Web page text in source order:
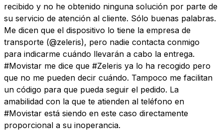
recibido y no he obtenido ninguna solución por parte de
su servicio de atención al cliente. Sólo buenas palabras.
Me dicen que el dispositivo lo tiene la empresa de
transporte (@zeleris), pero nadie contacta conmigo
para indicarme cuándo llevarán a cabo la entrega.
#Movistar me dice que #Zeleris ya lo ha recogido pero
que no me pueden decir cuándo. Tampoco me facilitan
un código para que pueda seguir el pedido. La
amabilidad con la que te atienden al teléfono en
#Movistar está siendo en este caso directamente
proporcional a su inoperancia.